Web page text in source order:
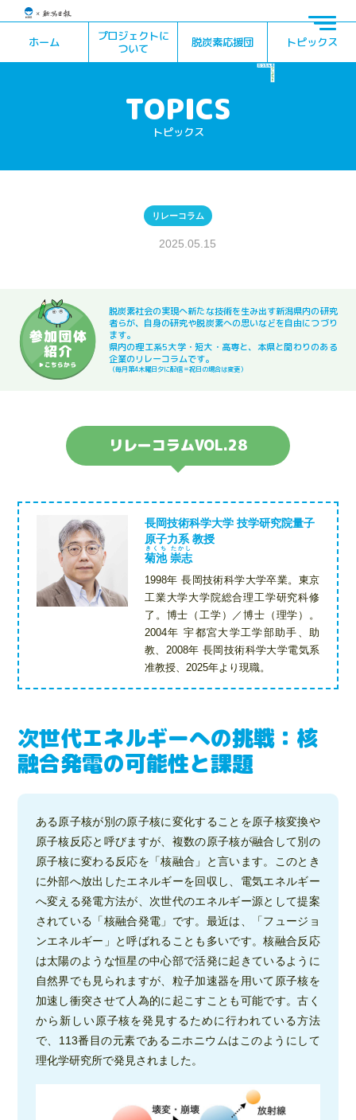
ホーム
プロジェクトに
ついて
脱炭素応援団 トピックス
トピックス
リレーコラム
2025.05.15
脱炭素社会の実現へ新たな技術を生み出す新潟県内の研究
者らが、自身の研究や脱炭素への思いなどを自由につづり
ます。
県内の理工系5大学・短大・高専と、本県と関わりのある
企業のリレーコラムです。
（毎月第4木曜日夕に配信＝祝日の場合は変更）
リレーコラムVOL.28
長岡技術科学大学 技学研究院量子
原子力系 教授
菊池 崇志
きくち たかし
1998年 長岡技術科学大学卒業。東京
工業大学大学院総合理工学研究科修
了。博士（工学）／博士（理学）。
2004年 宇都宮大学工学部助手、助
教、2008年 長岡技術科学大学電気系
准教授、2025年より現職。
次世代エネルギーへの挑戦：核
融合発電の可能性と課題
ある原子核が別の原子核に変化することを原子核変換や
原子核反応と呼びますが、複数の原子核が融合して別の
原子核に変わる反応を「核融合」と言います。このとき
に外部へ放出したエネルギーを回収し、電気エネルギー
へ変える発電方法が、次世代のエネルギー源として提案
されている「核融合発電」です。最近は、「フュージョ
ンエネルギー」と呼ばれることも多いです。核融合反応
は太陽のような恒星の中心部で活発に起きているように
自然界でも見られますが、粒子加速器を用いて原子核を
加速し衝突させて人為的に起こすことも可能です。古く
から新しい原子核を発見するために行われている方法
で、113番目の元素であるニホニウムはこのようにして
理化学研究所で発見されました。